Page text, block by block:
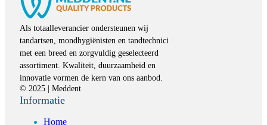
Als totaalleverancier ondersteunen wij
tandartsen, mondhygiënisten en tandtechnici
met een breed en zorgvuldig geselecteerd
assortiment. Kwaliteit, duurzaamheid en
innovatie vormen de kern van ons aanbod.
© 2025 | Meddent
Informatie
Home